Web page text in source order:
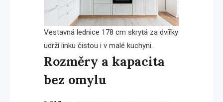
Vestavná lednice 178 cm skrytá za dvířky
udrží linku čistou i v malé kuchyni.
Rozměry a kapacita
bez omylu